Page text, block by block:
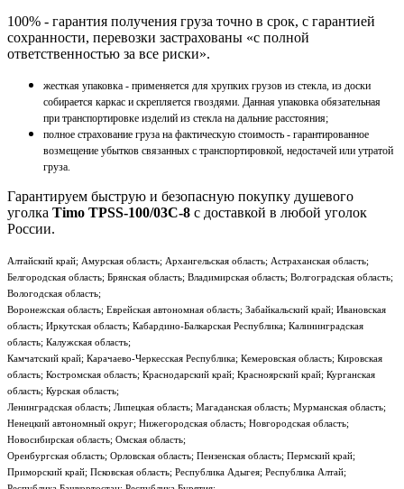
100% - гарантия получения груза точно в срок, с гарантией
сохранности, перевозки застрахованы «с полной
ответственностью за все риски».
жесткая упаковка - применяется для хрупких грузов из стекла, из доски
собирается каркас и скрепляется гвоздями. Данная упаковка обязательная
при транспортировке изделий из стекла на дальние расстояния;
полное страхование груза на фактическую стоимость - гарантированное
возмещение убытков связанных с транспортировкой, недостачей или утратой
груза.
Гарантируем быструю и безопасную покупку душевого
уголка Timo TPSS-100/03C-8 с доставкой в любой уголок
России.
Алтайский край; Амурская область; Архангельская область; Астраханская область;
Белгородская область; Брянская область; Владимирская область; Волгоградская область;
Вологодская область;
Воронежская область; Еврейская автономная область; Забайкальский край; Ивановская
область; Иркутская область; Кабардино-Балкарская Республика; Калининградская
область; Калужская область;
Камчатский край; Карачаево-Черкесская Республика; Кемеровская область; Кировская
область; Костромская область; Краснодарский край; Красноярский край; Курганская
область; Курская область;
Ленинградская область; Липецкая область; Магаданская область; Мурманская область;
Ненецкий автономный округ; Нижегородская область; Новгородская область;
Новосибирская область; Омская область;
Оренбургская область; Орловская область; Пензенская область; Пермский край;
Приморский край; Псковская область; Республика Адыгея; Республика Алтай;